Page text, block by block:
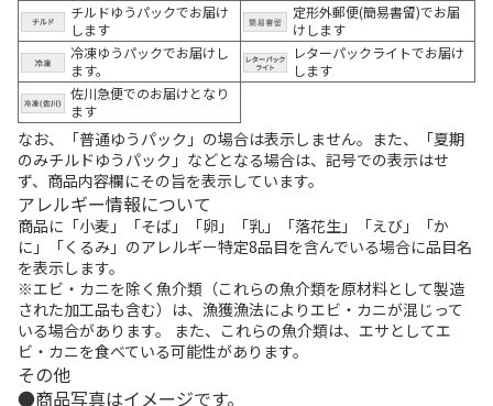
チルドゆうパックでお届け
します
定形外郵便(簡易書留)でお届
けします
冷凍ゆうパックでお届けし
ます。
レターパックライトでお届け
します
佐川急便でのお届けとなり
ます
なお、「普通ゆうパック」の場合は表示しません。また、「夏期
のみチルドゆうパック」などとなる場合は、記号での表示はせ
ず、商品内容欄にその旨を表示しています。
アレルギー情報について
商品に「小麦」「そば」「卵」「乳」「落花生」「えび」「か
に」「くるみ」のアレルギー特定8品目を含んでいる場合に品目名
を表示します。
※エビ・カニを除く魚介類（これらの魚介類を原材料として製造
された加工品も含む）は、漁獲漁法によりエビ・カニが混じって
いる場合があります。 また、これらの魚介類は、エサとしてエ
ビ・カニを食べている可能性があります。
その他
商品写真はイメージです。